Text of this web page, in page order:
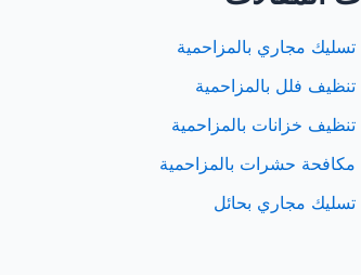
مجاري بالمزاحمية
فلل بالمزاحمية
خزانات بالمزاحمية
حشرات بالمزاحمية
مجاري بحائل